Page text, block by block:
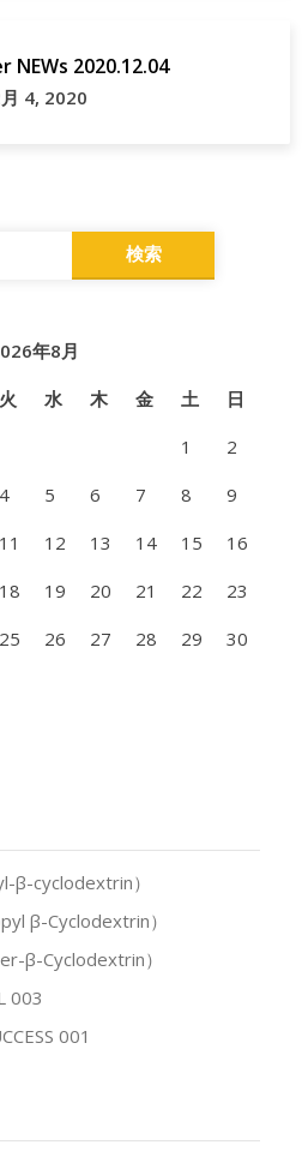
NEWs 2020.12.04
4, 2020
年8月
火 水 木 金 土
日
1
2
4 5 6 7 8
9
11 12 13 14 15
16
18 19 20 21 22
23
25 26 27 28 29
30
β-cyclodextrin）
β-Cyclodextrin）
β-Cyclodextrin）
003
001